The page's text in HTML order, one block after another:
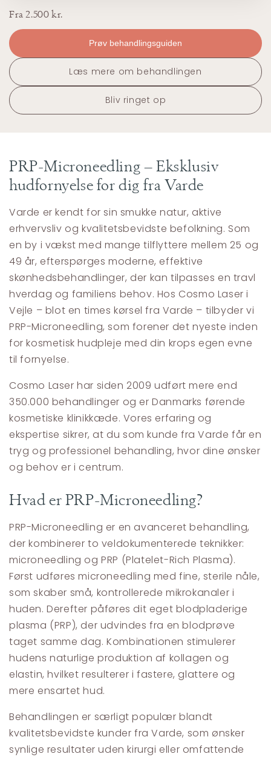
Fra 2.500 kr.
Prøv behandlingsguiden
Læs mere om behandlingen
Bliv ringet op
PRP-Microneedling – Eksklusiv
hudfornyelse for dig fra Varde
Varde er kendt for sin smukke natur, aktive
erhvervsliv og kvalitetsbevidste befolkning. Som
en by i vækst med mange tilflyttere mellem 25 og
49 år, efterspørges moderne, effektive
skønhedsbehandlinger, der kan tilpasses en travl
hverdag og familiens behov. Hos Cosmo Laser i
Vejle – blot en times kørsel fra Varde – tilbyder vi
PRP-Microneedling, som forener det nyeste inden
for kosmetisk hudpleje med din krops egen evne
til fornyelse.
Cosmo Laser har siden 2009 udført mere end
350.000 behandlinger og er Danmarks førende
kosmetiske klinikkæde. Vores erfaring og
ekspertise sikrer, at du som kunde fra Varde får en
tryg og professionel behandling, hvor dine ønsker
og behov er i centrum.
Hvad er PRP-Microneedling?
PRP-Microneedling er en avanceret behandling,
der kombinerer to veldokumenterede teknikker:
microneedling og PRP (Platelet-Rich Plasma).
Først udføres microneedling med fine, sterile nåle,
som skaber små, kontrollerede mikrokanaler i
huden. Derefter påføres dit eget blodpladerige
plasma (PRP), der udvindes fra en blodprøve
taget samme dag. Kombinationen stimulerer
hudens naturlige produktion af kollagen og
elastin, hvilket resulterer i fastere, glattere og
mere ensartet hud.
Behandlingen er særligt populær blandt
kvalitetsbevidste kunder fra Varde, som ønsker
synlige resultater uden kirurgi eller omfattende